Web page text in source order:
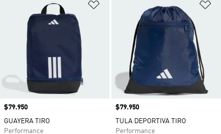
Precio
$79.950
GUAYERA TIRO
Performance
Precio
$79.950
TULA DEPORTIVA TIRO
Performance